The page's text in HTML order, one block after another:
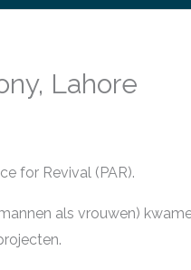
Lahore
for Revival (PAR).
als vrouwen)